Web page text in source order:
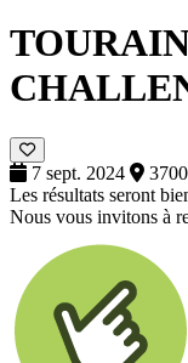
7 sept. 2024
Les résultats seront
Nous vous invitons à